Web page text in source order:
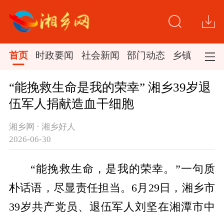
首页 时政要闻 社会新闻 部门动态 乡镇新闻
“能挽救生命是我的荣幸” 湘乡39岁退
伍军人捐献造血干细胞
湘乡网 · 湘乡好人
2026-06-30
“能挽救生命，是我的荣幸。 ”一句质
朴话语，尽显责任担当。 6月 29 日，湘乡市
39岁共产党员 、 退伍军人刘坚在湘潭市中